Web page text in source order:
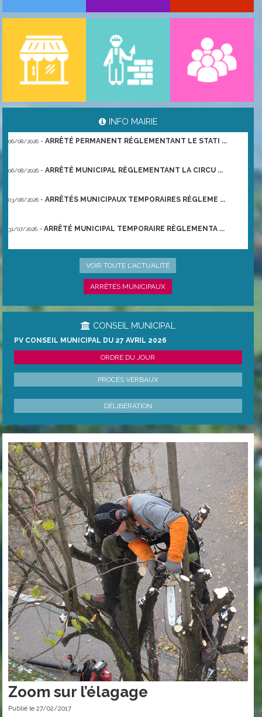
INFO MAIRIE
06/08/2026 - ARRÊTÉ PERMANENT RÉGLEMENTANT LE STATI ...
06/08/2026 - ARRÊTÉ MUNICIPAL RÈGLEMENTANT LA CIRCU ...
03/08/2026 - ARRÊTÉS MUNICIPAUX TEMPORAIRES RÈGLEME ...
31/07/2026 - ARRÊTÉ MUNICIPAL TEMPORAIRE RÈGLEMENTA ...
ARRÊTÉ PRÉFECTORAL DU 21/06/2026 TEMPO ...
VOIR TOUTE L'ACTUALITÉ
ARRÊTÉS MUNICIPAUX
CONSEIL MUNICIPAL
PV CONSEIL MUNICIPAL DU 27 AVRIL 2026
ORDRE DU JOUR
PROCÈS VERBAUX
DÉLIBÉRATION
Zoom sur l’élagage
Publié le 27/02/2017